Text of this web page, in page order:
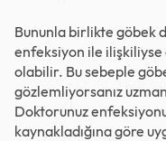
Bununla birlikte göbek
enfeksiyon ile
olabilir. Bu sebeple
gözlemliyorsanız
Doktorunuz
kaynakladığına göre